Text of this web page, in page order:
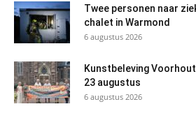
Twee personen naar
chalet in Warmond
6 augustus 2026
Kunstbeleving
23 augustus
6 augustus 2026